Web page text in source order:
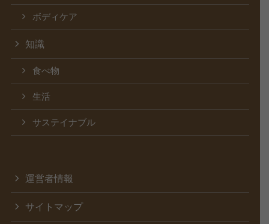
ボディケア
知識
食べ物
生活
サステイナブル
運営者情報
サイトマップ